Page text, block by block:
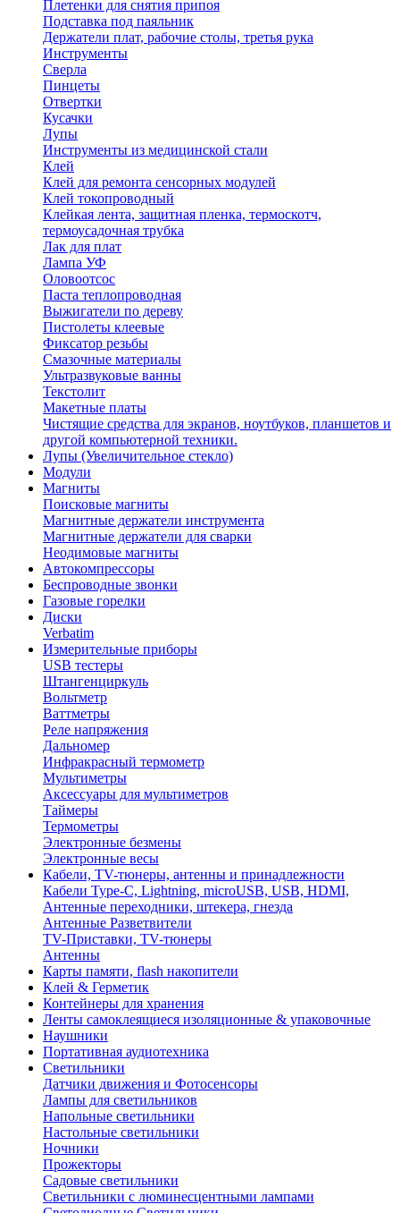
Плетенки для снятия припоя
Подставка под паяльник
Держатели плат, рабочие столы, третья рука
Инструменты
Сверла
Пинцеты
Отвертки
Кусачки
Лупы
Инструменты из медицинской стали
Клей
Клей для ремонта сенсорных модулей
Клей токопроводный
Клейкая лента, защитная пленка, термоскотч,
термоусадочная трубка
Лак для плат
Лампа УФ
Оловоотсос
Паста теплопроводная
Выжигатели по дереву
Пистолеты клеевые
Фиксатор резьбы
Смазочные материалы
Ультразвуковые ванны
Текстолит
Макетные платы
Чистящие средства для экранов, ноутбуков, планшетов и
другой компьютерной техники.
Лупы (Увеличительное стекло)
Модули
Магниты
Поисковые магниты
Магнитные держатели инструмента
Магнитные держатели для сварки
Неодимовые магниты
Автокомпрессоры
Беспроводные звонки
Газовые горелки
Диски
Verbatim
Измерительные приборы
USB тестеры
Штангенциркуль
Вольтметр
Ваттметры
Реле напряжения
Дальномер
Инфракрасный термометр
Мультиметры
Аксессуары для мультиметров
Таймеры
Термометры
Электронные безмены
Электронные весы
Кабели, TV-тюнеры, антенны и принадлежности
Кабели Type-C, Lightning, microUSB, USB, HDMI,
Антенные переходники, штекера, гнезда
Антенные Разветвители
TV-Приставки, TV-тюнеры
Антенны
Карты памяти, flash накопители
Клей & Герметик
Контейнеры для хранения
Ленты самоклеящиеся изоляционные & упаковочные
Наушники
Портативная аудиотехника
Светильники
Датчики движения и Фотосенсоры
Лампы для светильников
Напольные светильники
Настольные светильники
Ночники
Прожекторы
Садовые светильники
Светильники с люминесцентными лампами